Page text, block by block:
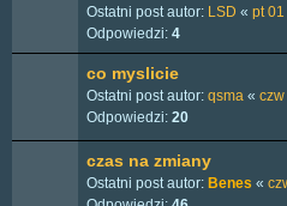
Ostatni post autor: LSD « pt
Odpowiedzi: 4
co myslicie
Ostatni post autor: qsma « czw
Odpowiedzi: 20
czas na zmiany
Ostatni post autor: Benes «